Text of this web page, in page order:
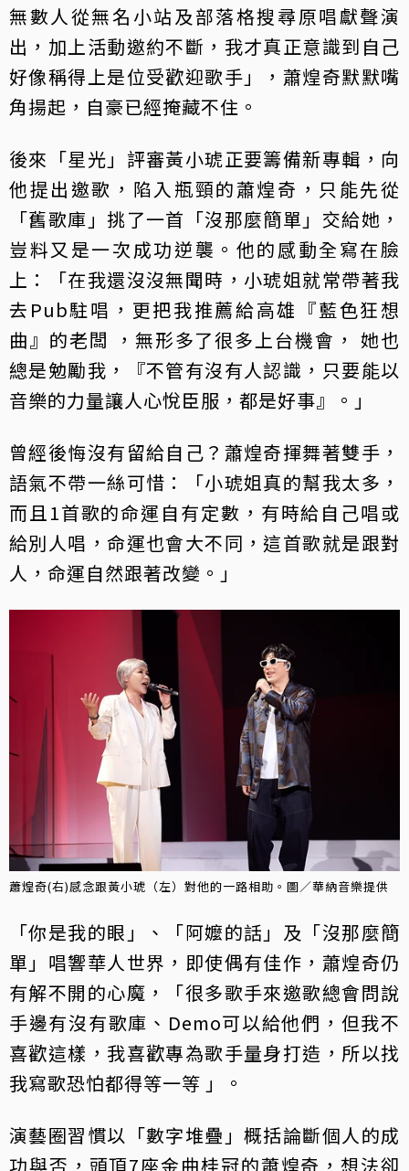
無數人從無名小站及部落格搜尋原唱獻聲演
出，加上活動邀約不斷，我才真正意識到自己
好像稱得上是位受歡迎歌手」，蕭煌奇默默嘴
角揚起，自豪已經掩藏不住。
後來「星光」評審黃小琥正要籌備新專輯，向
他提出邀歌，陷入瓶頸的蕭煌奇，只能先從
「舊歌庫」挑了一首「沒那麼簡單」交給她，
豈料又是一次成功逆襲。他的感動全寫在臉
上：「在我還沒沒無聞時，小琥姐就常帶著我
去Pub駐唱，更把我推薦給高雄『藍色狂想
曲』的老闆 ，無形多了很多上台機會， 她也
總是勉勵我，『不管有沒有人認識，只要能以
音樂的力量讓人心悅臣服，都是好事』。」
曾經後悔沒有留給自己？蕭煌奇揮舞著雙手，
語氣不帶一絲可惜：「小琥姐真的幫我太多，
而且1首歌的命運自有定數，有時給自己唱或
給別人唱，命運也會大不同，這首歌就是跟對
人，命運自然跟著改變。」
蕭煌奇(右)感念跟黃小琥（左）對他的一路相助。圖／華納音樂提供
「你是我的眼」、「阿嬤的話」及「沒那麼簡
單」唱響華人世界，即使偶有佳作，蕭煌奇仍
有解不開的心魔，「很多歌手來邀歌總會問說
手邊有沒有歌庫、Demo可以給他們，但我不
喜歡這樣，我喜歡專為歌手量身打造，所以找
我寫歌恐怕都得等一等 」。
演藝圈習慣以「數字堆疊」概括論斷個人的成
功與否，頭頂7座金曲桂冠的蕭煌奇，想法卻